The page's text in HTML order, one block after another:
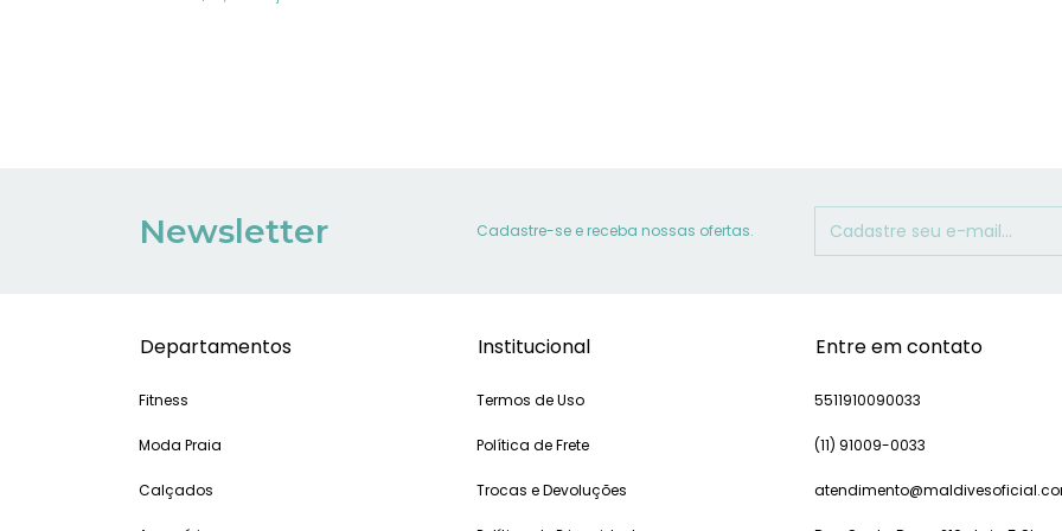
Newsletter Cadastre-se e receba nossas ofertas.
Departamentos
Fitness
Moda Praia
Calçados
Institucional
Termos de Uso
Política de Frete
Trocas e Devoluções
Entre em contato
5511910090033
(11) 91009-0033